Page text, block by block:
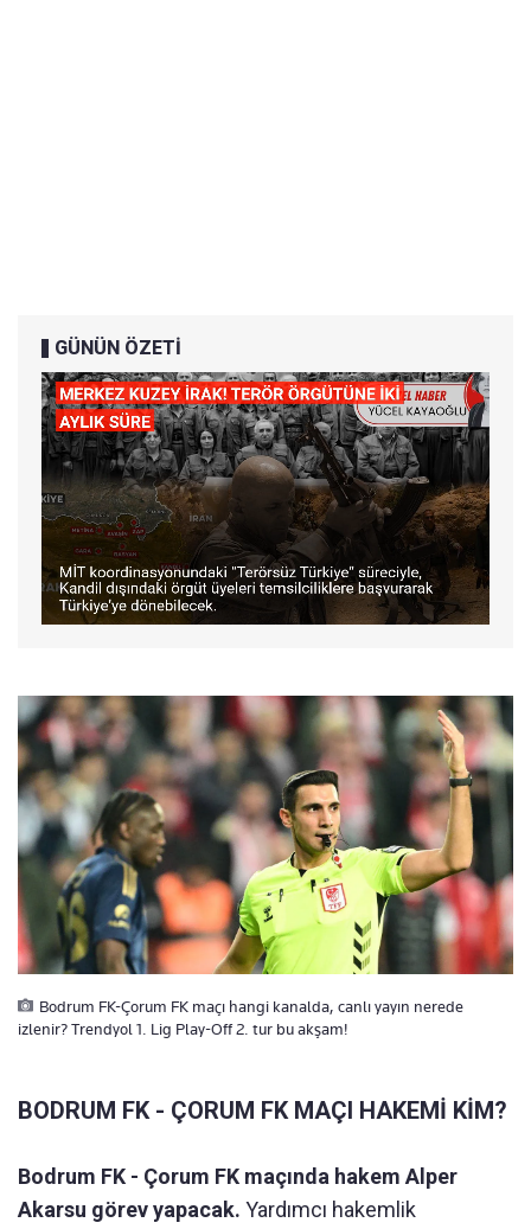
GÜNÜN ÖZETİ
Bodrum FK-Çorum FK maçı hangi kanalda, canlı yayın nerede
izlenir? Trendyol 1. Lig Play-Off 2. tur bu akşam!
BODRUM FK - ÇORUM FK MAÇI HAKEMİ KİM?
Bodrum FK - Çorum FK maçında hakem Alper
Akarsu görev yapacak. Yardımcı hakemlik